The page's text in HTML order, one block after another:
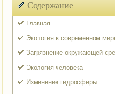
Содержание
Главная
Экология в современном
Загрязнение окружающей
Экология человека
Изменение гидросферы